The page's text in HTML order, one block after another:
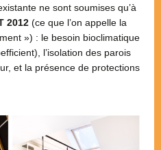
ne sont soumises qu’à
2012 (ce que l’on appelle la
») : le besoin bioclimatique
l’isolation des parois
et la présence de protections